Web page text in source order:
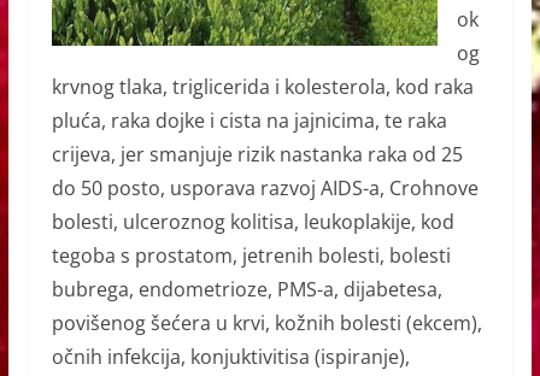
ok
og
krvnog tlaka, triglicerida i kolesterola, kod raka
pluća, raka dojke i cista na jajnicima, te raka
crijeva, jer smanjuje rizik nastanka raka od 25
do 50 posto, usporava razvoj AIDS-a, Crohnove
bolesti, ulceroznog kolitisa, leukoplakije, kod
tegoba s prostatom, jetrenih bolesti, bolesti
bubrega, endometrioze, PMS-a, dijabetesa,
povišenog šećera u krvi, kožnih bolesti (ekcem),
očnih infekcija, konjuktivitisa (ispiranje),